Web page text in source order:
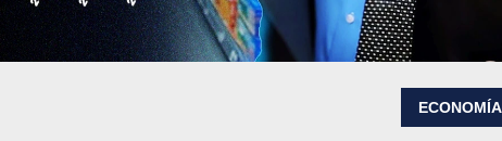
ECONOMÍA